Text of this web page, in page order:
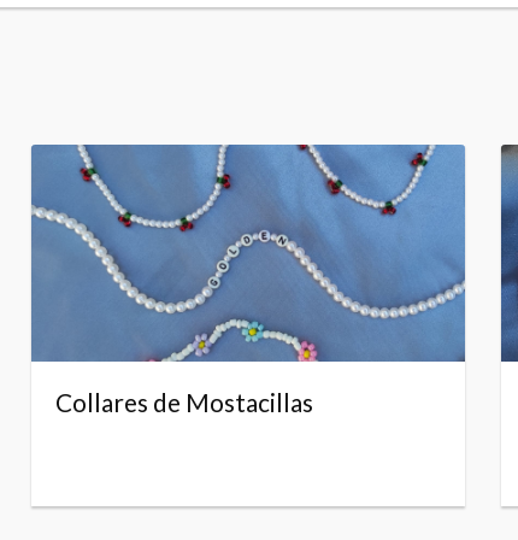
Collares de Mostacillas